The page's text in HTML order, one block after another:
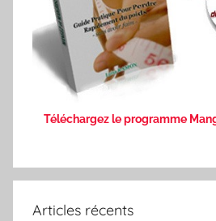
Téléchargez le programme
Articles récents